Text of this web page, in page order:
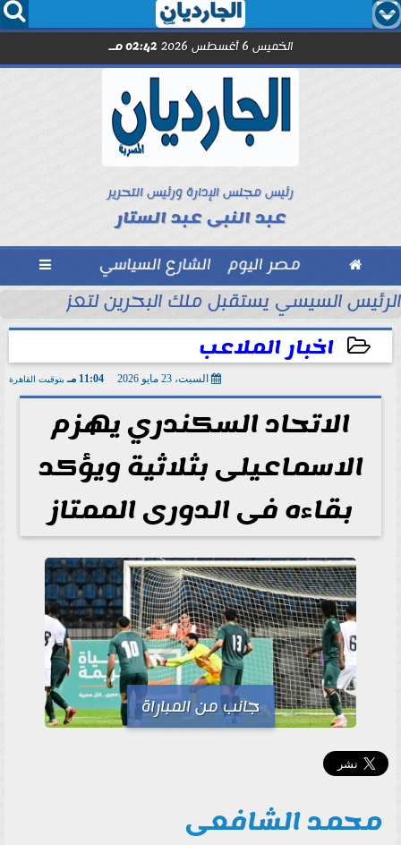
  
الخميس 6 أغسطس 2026 02:42 مـ
رئيس مجلس الإدارة ورئيس التحرير
عبد النبى عبد الستار
 مصر اليوم الشارع السياسي 
السكندري فى الأسبوع الأول
الرئيس السيسي يستقبل ملك البحرين لتعزيز
اخبار الملاعب
السبت، 23 مايو 2026 11:04 مـ بتوقيت القاهرة
الاتحاد السكندري يهزم
الاسماعيلى بثلاثية ويؤكد
بقاءه فى الدورى الممتاز
جانب من المباراة
محمد الشافعى